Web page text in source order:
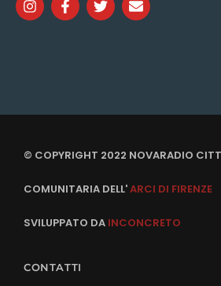
© COPYRIGHT 2022 NOVARADIO
COMUNITARIA DELL'ARCI DI FIRENZE
SVILUPPATO DA INCONCRETO
CONTATTI